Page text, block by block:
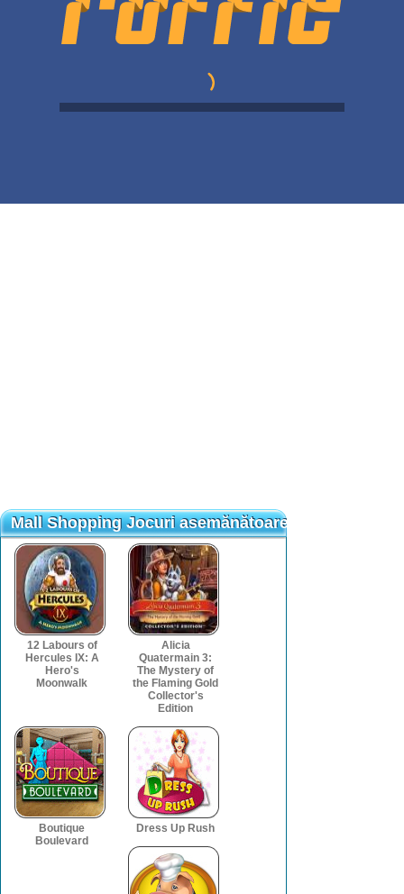
Mall Shopping Jocuri asemănătoare
Mall Shopping Jocuri asemănătoare
12 Labours of
Hercules IX: A
Hero's
Moonwalk
Alicia
Quatermain 3:
The Mystery of
the Flaming Gold
Collector's
Edition
Boutique
Boulevard
Dress Up Rush